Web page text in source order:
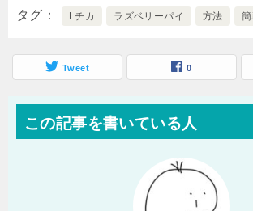
タグ Lチカ ラズベリーパイ 方法
Tweet 0
この記事を書いている人